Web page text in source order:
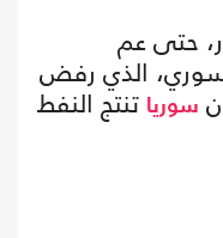
حتى عم
الذي رفض
سوريا تنتج النفط